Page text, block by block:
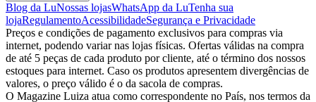
Blog da LuNossas lojasWhatsApp da LuTenha sua
lojaRegulamentoAcessibilidadeSegurança e Privacidade
Preços e condições de pagamento exclusivos para compras via
internet, podendo variar nas lojas físicas. Ofertas válidas na compra
de até 5 peças de cada produto por cliente, até o término dos nossos
estoques para internet. Caso os produtos apresentem divergências de
valores, o preço válido é o da sacola de compras.
O Magazine Luiza atua como correspondente no País, nos termos da